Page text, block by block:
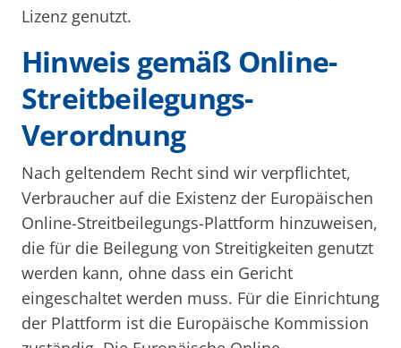
Lizenz genutzt.
Hinweis gemäß Online-
Streitbeilegungs-
Verordnung
Nach geltendem Recht sind wir verpflichtet,
Verbraucher auf die Existenz der Europäischen
Online-Streitbeilegungs-Plattform hinzuweisen,
die für die Beilegung von Streitigkeiten genutzt
werden kann, ohne dass ein Gericht
eingeschaltet werden muss. Für die Einrichtung
der Plattform ist die Europäische Kommission